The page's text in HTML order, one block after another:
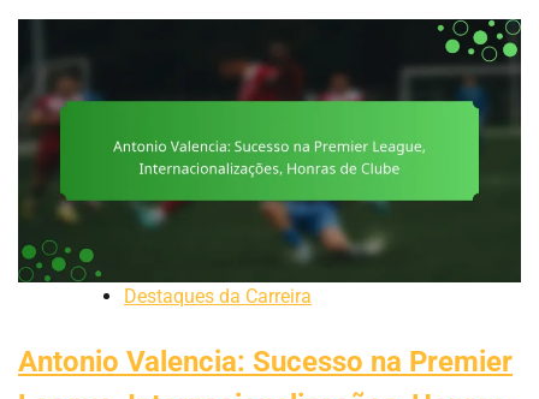
Destaques da Carreira
Antonio Valencia: Sucesso na Premier